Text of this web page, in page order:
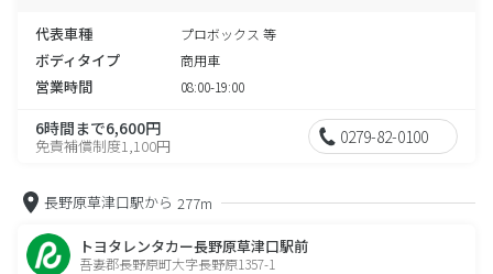
代表車種 プロボックス 等
ボディタイプ 商用車
営業時間 08:00-19:00
6時間まで6,600円
免責補償制度1,100円 0279-82-0100
長野原草津口駅から 277m
トヨタレンタカー長野原草津口駅前
吾妻郡長野原町大字長野原1357-1